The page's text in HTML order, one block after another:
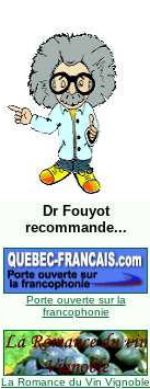
Dr Fouyot
recommande...
Porte ouverte sur la
francophonie
La Romance du Vin Vignoble